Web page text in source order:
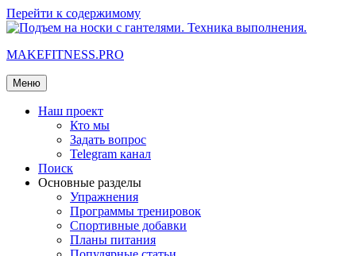
Перейти к содержимому
MAKEFITNESS.PRO
Меню
Наш проект
Кто мы
Задать вопрос
Telegram канал
Поиск
Основные разделы
Упражнения
Программы тренировок
Спортивные добавки
Планы питания